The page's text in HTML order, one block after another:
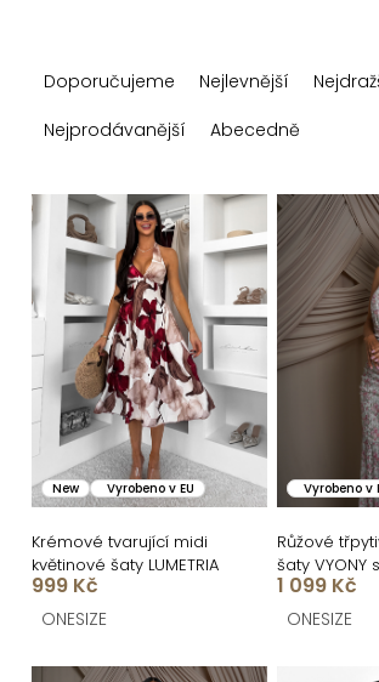
a
n
p
r
o
d
u
k
t
ů
Doporučujeme Nejlevnější
Nejprodávanější
Abecedně
V
p
i
s
p
o
d
u
k
ů
New Vyrobeno v EU
Krémové tvarující midi
květinové šaty LUMETRIA
999 Kč
ONESIZE
Vyrobeno v
Růžové
šaty VYONY
1 099 Kč
ONESIZE